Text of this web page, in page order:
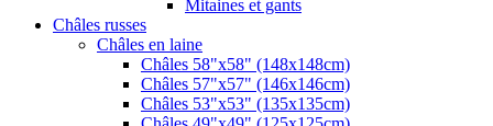
Mitaines et gants
Châles russes
Châles en laine
Châles 58"x58" (148x148cm)
Châles 57"x57" (146x146cm)
Châles 53"x53" (135x135cm)